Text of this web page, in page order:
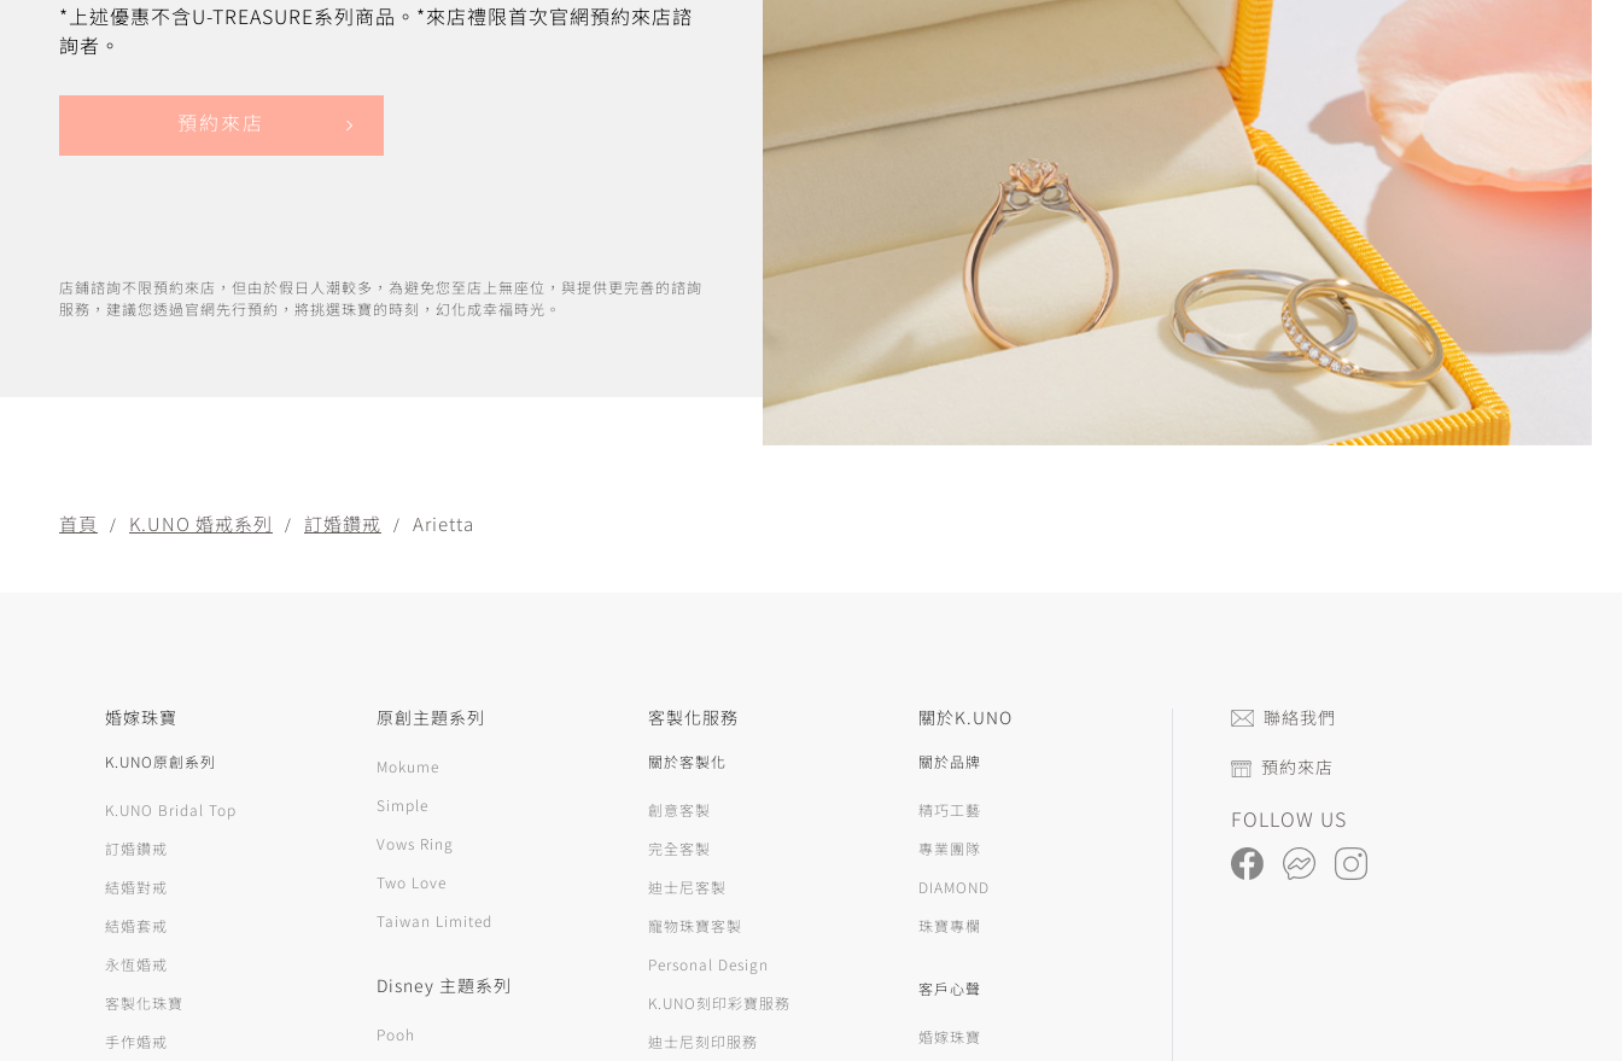
*上述優惠不含U-TREASURE系列商品。*來店禮限首次官網預約來店諮
詢者。
預約來店
店鋪諮詢不限預約來店，但由於假日人潮較多，為避免您至店上無座位，與提供更完善的諮詢
服務，建議您透過官網先行預約，將挑選珠寶的時刻，幻化成幸福時光。
首頁 K.UNO 婚戒系列 訂婚鑽戒 Arietta
婚嫁珠寶
K.UNO原創系列
K.UNO Bridal Top
訂婚鑽戒
結婚對戒
結婚套戒
永恆婚戒
客製化珠寶
手作婚戒
原創主題系列
Mokume
Simple
Vows Ring
Two Love
Taiwan Limited
Disney 主題系列
Pooh
客製化服務
關於客製化
創意客製
完全客製
迪士尼客製
寵物珠寶客製
Personal Design
K.UNO刻印彩寶服務
迪士尼刻印服務
關於K.UNO
關於品牌
精巧工藝
專業團隊
DIAMOND
珠寶專欄
客戶心聲
婚嫁珠寶
聯絡我們
預約來店
FOLLOW US